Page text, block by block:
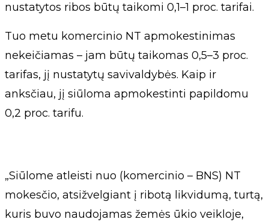
nustatytos ribos būtų taikomi 0,1–1 proc. tarifai.
Tuo metu komercinio NT apmokestinimas
nekeičiamas – jam būtų taikomas 0,5–3 proc.
tarifas, jį nustatytų savivaldybės. Kaip ir
anksčiau, jį siūloma apmokestinti papildomu
0,2 proc. tarifu.
„Siūlome atleisti nuo (komercinio – BNS) NT
mokesčio, atsižvelgiant į ribotą likvidumą, turtą,
kuris buvo naudojamas žemės ūkio veikloje,